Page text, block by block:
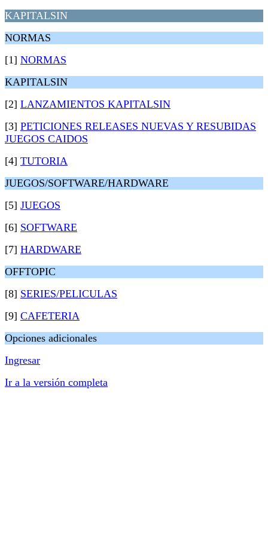
KAPITALSIN
NORMAS
[1] NORMAS
KAPITALSIN
[2] LANZAMIENTOS KAPITALSIN
[3] PETICIONES RELEASES NUEVAS Y RESUBIDAS
JUEGOS CAIDOS
[4] TUTORIA
JUEGOS/SOFTWARE/HARDWARE
[5] JUEGOS
[6] SOFTWARE
[7] HARDWARE
OFFTOPIC
[8] SERIES/PELICULAS
[9] CAFETERIA
Opciones adicionales
Ingresar
Ir a la versión completa